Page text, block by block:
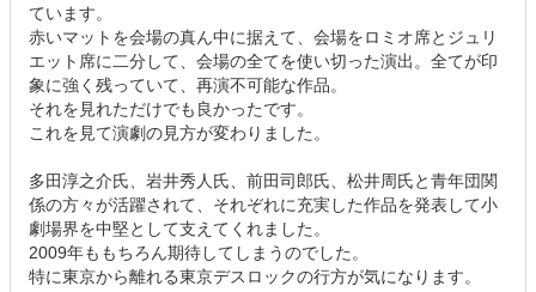
ています。
赤いマットを会場の真ん中に据えて、会場をロミオ席とジュリ
エット席に二分して、会場の全てを使い切った演出。全てが印
象に強く残っていて、再演不可能な作品。
それを見れただけでも良かったです。
これを見て演劇の見方が変わりました。
多田淳之介氏、岩井秀人氏、前田司郎氏、松井周氏と青年団関
係の方々が活躍されて、それぞれに充実した作品を発表して小
劇場界を中堅として支えてくれました。
2009年ももちろん期待してしまうのでした。
特に東京から離れる東京デスロックの行方が気になります。